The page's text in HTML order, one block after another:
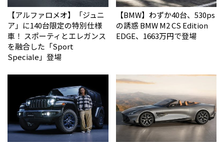
【アルファロメオ】「ジュニ
ア」に140台限定の特別仕様
車！ スポーティとエレガンス
を融合した「Sport
Speciale」登場
【BMW】わずか40台、530ps
の誘惑 BMW M2 CS Edition
EDGE、1663万円で登場